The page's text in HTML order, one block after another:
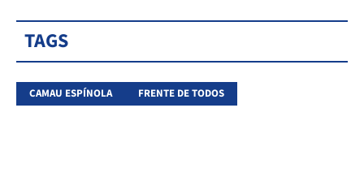
TAGS
CAMAU ESPÍNOLA FRENTE DE TODOS